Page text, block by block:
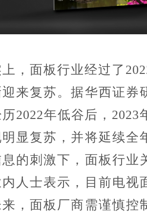
面板行业经过了
来复苏。据华西证券
2022年低谷后，2023
显复苏，并将延续全
的刺激下，面板行业
人士表示，目前电视
，面板厂商需谨慎控